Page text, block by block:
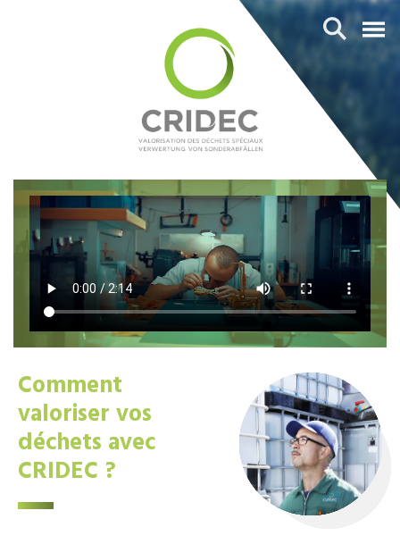
Comment
valoriser vos
déchets avec
CRIDEC ?